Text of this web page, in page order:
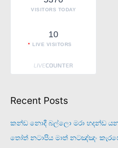
VISITORS TODAY
10
LIVE VISITORS
Recent Posts
කන්ඩ නොදී බල්ලො මරා හදන්ඩ
තෝත් නටාපිය මාත් නටඤ්ඤං